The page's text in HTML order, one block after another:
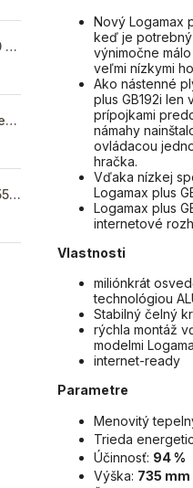
El. tyč s termostatom, 300 W - biela
Nerezový rozdeľovač 6 cestný pre podlahové vykurovanie
Avansa 700 W + batéria 55Ah
Nový Logamax
keď je
výnimočne
veľmi nízkymi
Ako nástenné
plus GB192i len
prípojkami
námahy
ovládacou
hračka.
Vďaka nízkej
Logamax plus
Logamax plus
internetové
Vlastnosti
miliónkrát
technológiou
Stabilný čelný
rýchla montáž
modelmi
internet-ready
Parametre
Menovitý
Trieda
Účinnosť: 94 %
Výška: 735 mm